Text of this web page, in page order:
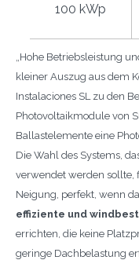
100 kWp
„Hohe Betriebsleistung
kleiner Auszug aus dem
Instalaciones SL zu den
Photovoltaikmodule von
Ballastelemente eine
Die Wahl des Systems,
verwendet werden sollte,
Neigung, perfekt, wenn
effiziente und
errichten, die keine
geringe Dachbelastung